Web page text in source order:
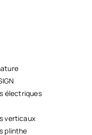
électriques
verticaux
plinthe